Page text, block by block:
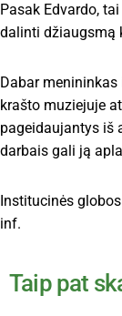
Pasak Edvardo,
dalinti džiaugsmą
Dabar
krašto muziejuje
pageidaujantys iš
darbais gali ją
Institucinės
inf.
Taip pat